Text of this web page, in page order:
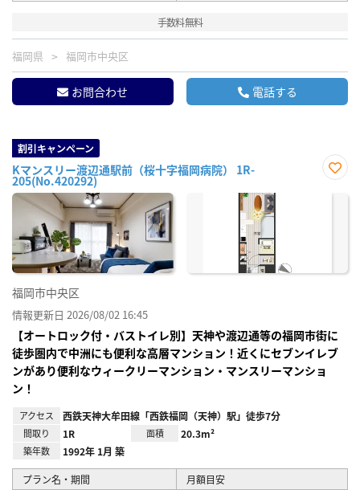
手数料無料
福岡県 福岡市中央区
お問合わせ 電話する
割引キャンペーン
Kマンスリー渡辺通駅前（桜十字福岡病院） 1R-
205(No.420292)
に入
福岡市中央区
情報更新日 2026/08/02 16:45
【オートロック付・バストイレ別】天神や渡辺通等の福岡市街に
徒歩圏内で中洲にも便利な高層マンション！近くにセブンイレブ
ンがあり便利なウィークリーマンション・マンスリーマンショ
ン！
アクセス 西鉄天神大牟田線「西鉄福岡（天神）駅」徒歩7分
間取り 1R 面積 20.3m²
築年数 1992年 1月 築
プラン名・期間
月額目安